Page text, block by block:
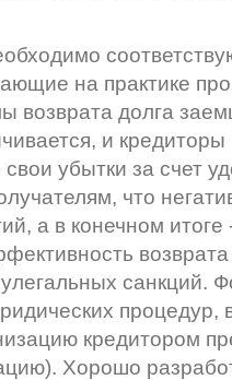
на практике
возврата долга
и
убытки за счет
что
а в конечном
возврата
санкций.
кредитором
Хорошо